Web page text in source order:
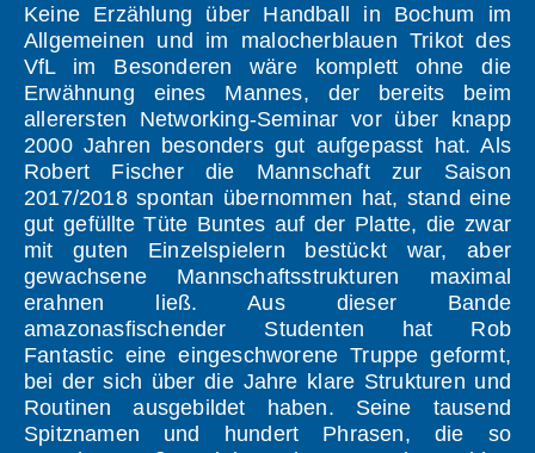
Keine Erzählung über Handball in Bochum im
Allgemeinen und im malocherblauen Trikot des
VfL im Besonderen wäre komplett ohne die
Erwähnung eines Mannes, der bereits beim
allerersten Networking-Seminar vor über knapp
2000 Jahren besonders gut aufgepasst hat. Als
Robert Fischer die Mannschaft zur Saison
2017/2018 spontan übernommen hat, stand eine
gut gefüllte Tüte Buntes auf der Platte, die zwar
mit guten Einzelspielern bestückt war, aber
gewachsene Mannschaftsstrukturen maximal
erahnen ließ. Aus dieser Bande
amazonasfischender Studenten hat Rob
Fantastic eine eingeschworene Truppe geformt,
bei der sich über die Jahre klare Strukturen und
Routinen ausgebildet haben. Seine tausend
Spitznamen und hundert Phrasen, die so